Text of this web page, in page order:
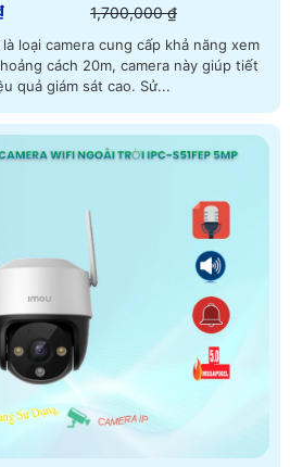
1,700,000 ₫
là loại camera cung cấp khả năng xem
cách 20m, camera này giúp tiết
kiệm chi phí và mang lại hiệu quả giám sát cao. Sử...